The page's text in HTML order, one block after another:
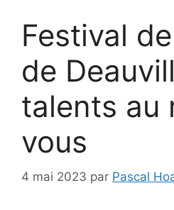
Festival
de
talents au
vous
4 mai 2023 par Pascal